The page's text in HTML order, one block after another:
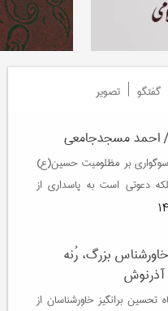
گفتگو تصویر
/ احمد مسجدجامعی
سوگواری بر مظلومیت حسین(ع)
دعوتی است به پاسداری از
امام سجاد(ع) در سخت‌‌ترین
بزرگ، رُنه
برانگیز خاورشناسان از